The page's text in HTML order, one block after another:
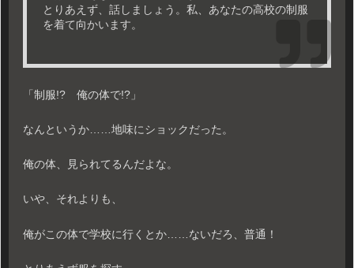
とりあえず、話しましょう。私、あなたの高校の制服
を着て向かいます。
「制服!? 俺の体で!?」
なんというか……地味にショックだった。
俺の体、見られてるんだよな。
いや、それよりも、
俺がこの体で学校に行くとか……ないだろ、普通！